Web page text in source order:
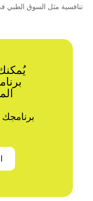
تنافسية مثل السوق الطبي
برنامجك